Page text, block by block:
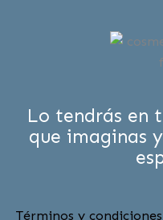
Lo tendrás en
que imaginas
Términos y condiciones